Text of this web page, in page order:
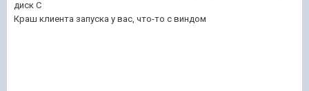
диск C
Краш клиента запуска у вас, что-то с виндом